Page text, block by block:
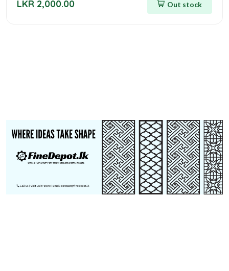
LKR 2,000.00 Out stock